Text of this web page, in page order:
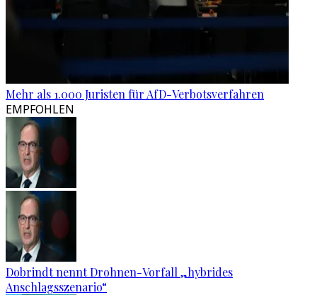
Mehr als 1.000 Juristen für AfD-Verbotsverfahren
EMPFOHLEN
Dobrindt nennt Drohnen-Vorfall „hybrides
Anschlagsszenario“